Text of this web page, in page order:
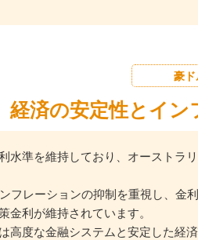
豪
経済の安定性とイ
水準を維持しており、オーストラ
フレーションの抑制を重視し、金
利が維持されています。
高度な金融システムと安定した経